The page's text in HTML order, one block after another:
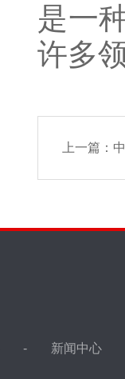
是一
许多
上一篇：
新闻中心